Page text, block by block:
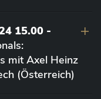
15.00 -
mit Axel Heinz
(Österreich)